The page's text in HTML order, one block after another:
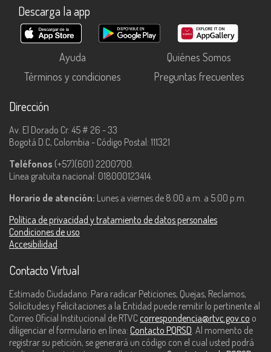
Descarga la app
Ayuda
Quiénes Somos
Términos y condiciones
Preguntas frecuentes
Dirección
Av. El Dorado Cr. 45 # 26 - 33
Bogotá D.C, Colombia - Código Postal: 111321
Teléfonos (+57)(601) 2200700.
Línea gratuita nacional: 018000123414.
Horario de atención: Lunes a viernes de 8:00 a.m. a 5:00 p.m.
Política de privacidad y tratamiento de datos personales
Condiciones de uso
Accesibilidad
Contacto Virtual
Estimado Ciudadano: Para radicar Peticiones, Quejas, Reclamos,
Solicitudes y Felicitaciones a la Entidad puede remitir lo pertinente al
Correo Oficial Institucional de RTVC correspondencia@rtvc.gov.co o
diligenciar el formulario en línea: Contacto PQRSD. Al momento de
registrar su petición, se generará un código con el cual usted podrá